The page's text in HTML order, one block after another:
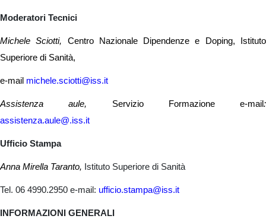
Moderatori Tecnici
Michele Sciotti, Centro Nazionale Dipendenze e Doping, Istituto
Superiore di Sanità,
e-mail michele.sciotti@iss.it
Assistenza aule, Servizio Formazione e-mail:
assistenza.aule@.iss.it
Ufficio Stampa
Anna Mirella Taranto, Istituto Superiore di Sanità
Tel. 06 4990.2950 e-mail: ufficio.stampa@iss.it
INFORMAZIONI GENERALI